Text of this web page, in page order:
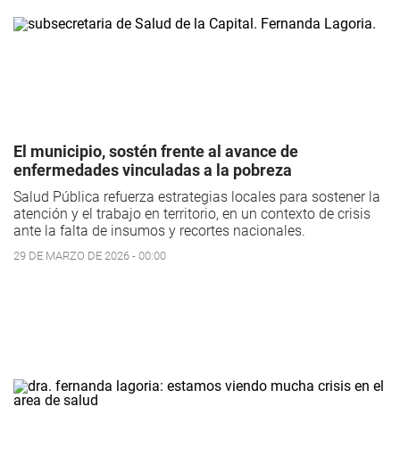
El municipio, sostén frente al avance de
enfermedades vinculadas a la pobreza
Salud Pública refuerza estrategias locales para sostener la
atención y el trabajo en territorio, en un contexto de crisis
ante la falta de insumos y recortes nacionales.
29 DE MARZO DE 2026 - 00:00